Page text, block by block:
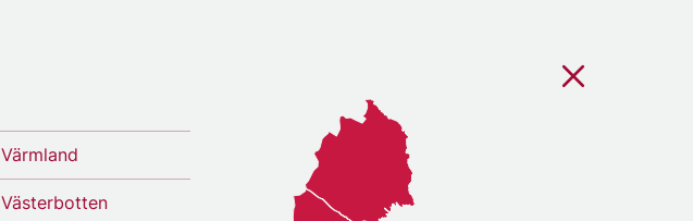
Värmland
Västerbotten